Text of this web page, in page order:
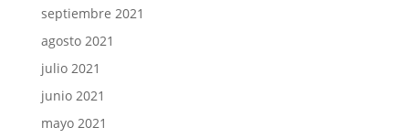
septiembre 2021
agosto 2021
julio 2021
junio 2021
mayo 2021